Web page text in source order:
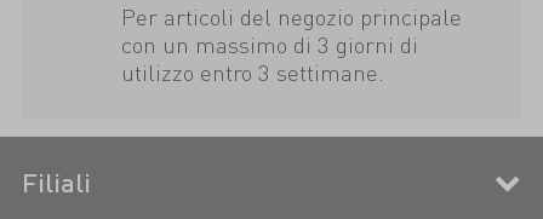
Per articoli del negozio principale
con un massimo di 3 giorni di
utilizzo entro 3 settimane.
Filiali